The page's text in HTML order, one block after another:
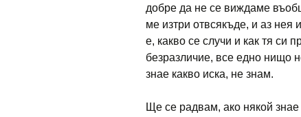
добре да не се виждаме
ме изтри отвсякъде, и аз
е, какво се случи и как тя си
безразличие, все едно нищо
знае какво иска, не знам.
Ще се радвам, ако някой